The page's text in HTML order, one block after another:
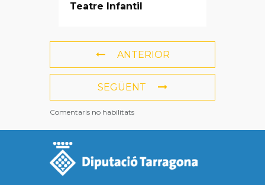
Teatre Infantil
ANTERIOR
SEGÜENT
Comentaris no habilitats